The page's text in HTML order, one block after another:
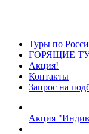
Туры по
ГОРЯЩИЕ
Акция!
Контакты
Запрос на
Акция